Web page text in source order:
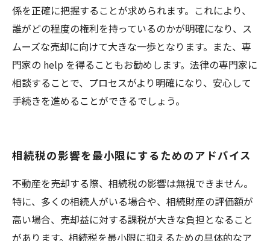
係を正確に把握することが求められます。これにより、
誰がどの程度の権利を持っているのかが明確になり、ス
ムーズな売却に向けて大きな一歩となります。また、専
門家の help を得ることもお勧めします。法律の専門家に
相談することで、プロセスがより明確になり、安心して
手続きを進めることができるでしょう。
相続税の影響を最小限にするためのアドバイス
不動産を売却する際、相続税の影響は無視できません。
特に、多くの相続人がいる場合や、相続財産の評価額が
高い場合、売却益に対する課税が大きな負担となること
があります。相続税を最小限に抑えるための具体的なア